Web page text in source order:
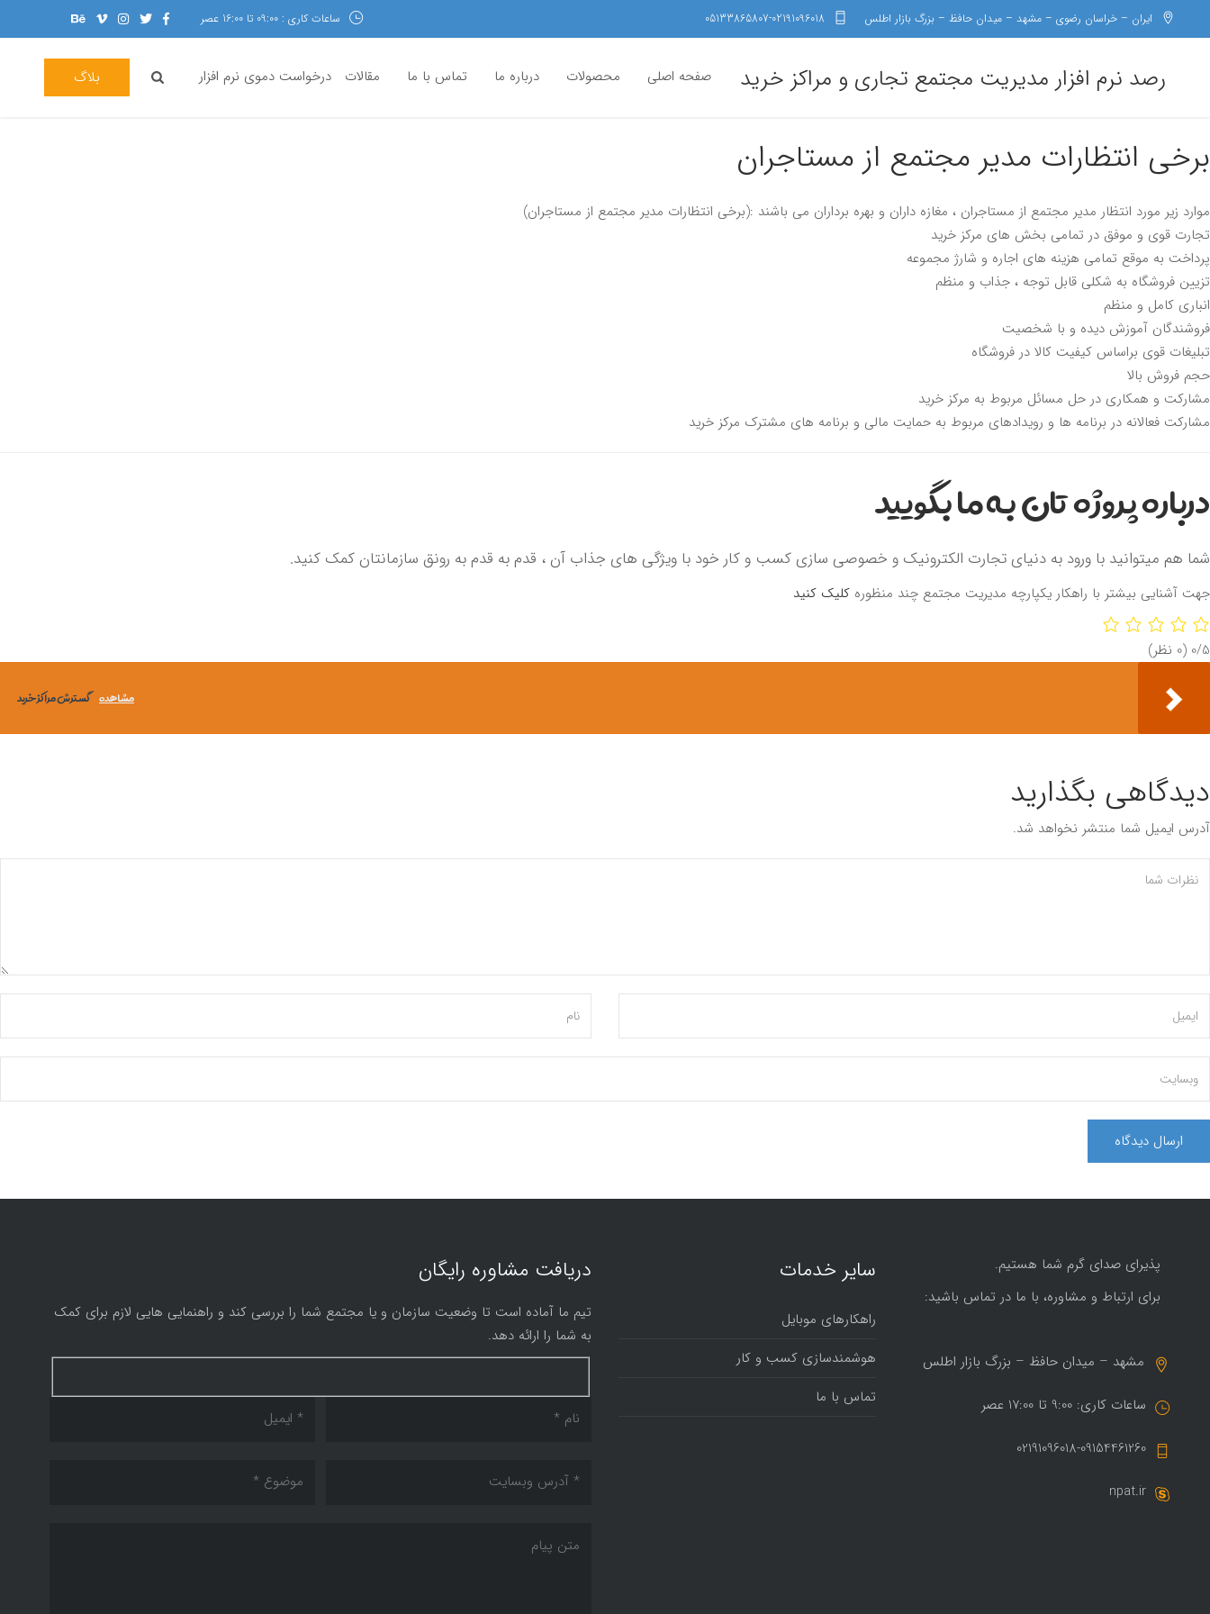
ساعات کاری : 09:00 تا 16:00 عصر ایران – خراسان رضوی – مشهد – میدان حافظ – بزرگ بازار اطلس 05133865807-02191096018
رصد نرم افزار مدیریت مجتمع تجاری و مراکز خرید صفحه اصلی محصولات درباره ما تماس با ما مقالات درخواست دموی نرم افزار بلاگ
برخی انتظارات مدیر مجتمع از مستاجران
موارد زیر مورد انتظار مدیر مجتمع از مستاجران ، مغازه داران و بهره برداران می باشند :(برخی انتظارات مدیر مجتمع از مستاجران)
تجارت قوی و موفق در تمامی بخش های مرکز خرید
پرداخت به موقع تمامی هزینه های اجاره و شارژ مجموعه
تزیین فروشگاه به شکلی قابل توجه ، جذاب و منظم
انباری کامل و منظم
فروشندگان آموزش دیده و با شخصیت
تبلیغات قوی براساس کیفیت کالا در فروشگاه
حجم فروش بالا
مشارکت و همکاری در حل مسائل مربوط به مرکز خرید
مشارکت فعالانه در برنامه ها و رویدادهای مربوط به حمایت مالی و برنامه های مشترک مرکز خرید
درباره پروژه تان به ما بگویید
شما هم میتوانید با ورود به دنیای تجارت الکترونیک و خصوصی سازی کسب و کار خود با ویژگی های جذاب آن ، قدم به قدم به رونق سازمانتان کمک کنید.
جهت آشنایی بیشتر با راهکار یکپارچه مدیریت مجتمع چند منظوره کلیک کنید
‫0/5 ‫(0 نظر)
مشاهده گسترش مراکز خرید
دیدگاهی بگذارید
آدرس ایمیل شما منتشر نخواهد شد.
دریافت مشاوره رایگان
تیم ما آماده است تا وضعیت سازمان و یا مجتمع شما را بررسی کند و راهنمایی هایی لازم برای کمک
به شما را ارائه دهد.
سایر خدمات
راهکارهای موبایل
هوشمندسازی کسب و کار
تماس با ما
پذیرای صدای گرم شما هستیم.
برای ارتباط و مشاوره، با ما در تماس باشید:
مشهد – میدان حافظ – بزرگ بازار اطلس
ساعات کاری: 9:00 تا 17:00 عصر
02191096018-09154461260
npat.ir